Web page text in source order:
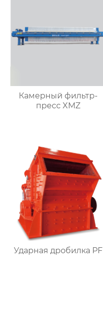
Камерный фильтр-
пресс XMZ
Ударная дробилка PF